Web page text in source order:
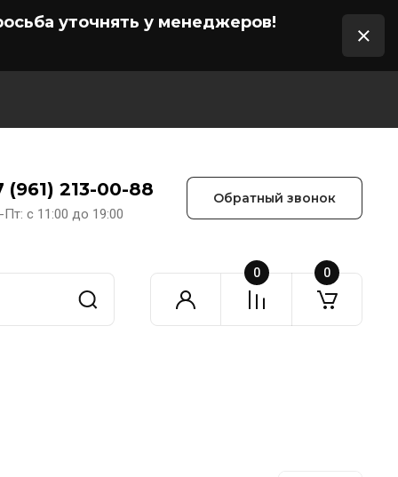
уточнять у менеджеров!
(961) 213-00-88
с 11:00 до 19:00
Обратный звонок
0 0